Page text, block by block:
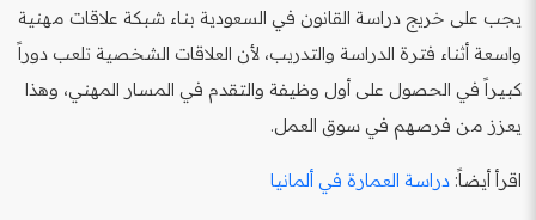
يجب على خريج دراسة القانون في السعودية بناء شبكة علاقات مهنية
واسعة أثناء فترة الدراسة والتدريب، لأن العلاقات الشخصية تلعب دوراً
كبيراً في الحصول على أول وظيفة والتقدم في المسار المهني، وهذا
يعزز من فرصهم في سوق العمل.
اقرأ أيضاً: دراسة العمارة في ألمانيا